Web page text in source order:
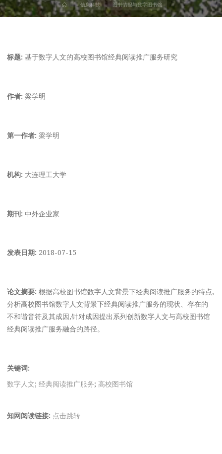
首
页
信息科技 图书情报与数字图书馆
标题: 基于数字人文的高校图书馆经典阅读推广服务研究
作者: 梁学明
第一作者: 梁学明
机构: 大连理工大学
期刊: 中外企业家
发表日期: 2018-07-15
论文摘要: 根据高校图书馆数字人文背景下经典阅读推广服务的特点,
分析高校图书馆数字人文背景下经典阅读推广服务的现状、存在的
不和谐音符及其成因,针对成因提出系列创新数字人文与高校图书馆
经典阅读推广服务融合的路径。
关键词:
数字人文;经典阅读推广服务; 高校图书馆
知网阅读链接: 点击跳转